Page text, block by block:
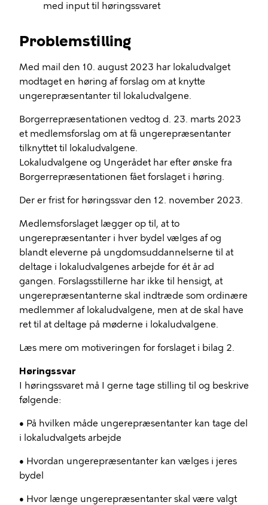
med input til høringssvaret
Problemstilling
Med mail den 10. august 2023 har lokaludvalget
modtaget en høring af forslag om at knytte
ungerepræsentanter til lokaludvalgene.
Borgerrepræsentationen vedtog d. 23. marts 2023
et medlemsforslag om at få ungerepræsentanter
tilknyttet til lokaludvalgene.
Lokaludvalgene og Ungerådet har efter ønske fra
Borgerrepræsentationen fået forslaget i høring.
Der er frist for høringssvar den 12. november 2023.
Medlemsforslaget lægger op til, at to
ungerepræsentanter i hver bydel vælges af og
blandt eleverne på ungdomsuddannelserne til at
deltage i lokaludvalgenes arbejde for ét år ad
gangen. Forslagsstillerne har ikke til hensigt, at
ungerepræsentanterne skal indtræde som ordinære
medlemmer af lokaludvalgene, men at de skal have
ret til at deltage på møderne i lokaludvalgene.
Læs mere om motiveringen for forslaget i bilag 2.
Høringssvar
I høringssvaret må I gerne tage stilling til og beskrive
følgende:
• På hvilken måde ungerepræsentanter kan tage del
i lokaludvalgets arbejde
• Hvordan ungerepræsentanter kan vælges i jeres
bydel
• Hvor længe ungerepræsentanter skal være valgt